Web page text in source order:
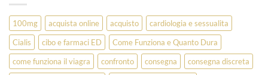
100mg acquista online acquisto
cardiologia e sessualita
Cialis
cibo e farmaci ED
Come Funziona e Quanto Dura
come funziona il viagra
confronto consegna
consegna discreta